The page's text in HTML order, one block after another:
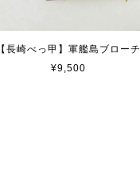
【長崎べっ甲】軍艦島ブローチ
¥9,500